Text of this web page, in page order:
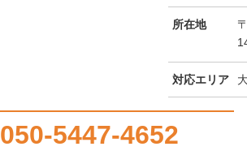
所在地
対応エリア
050-5447-4652